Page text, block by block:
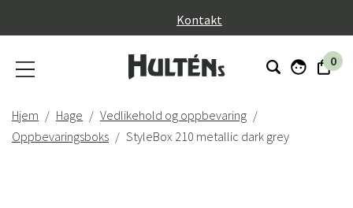
Kontakt
0
Hjem Hage
Vedlikehold og oppbevaring
Oppbevaringsboks
StyleBox 210 metallic dark grey